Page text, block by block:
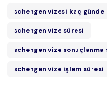
schengen vizesi kaç günde
schengen vize süresi
schengen vize sonuçlanma
schengen vize işlem süresi